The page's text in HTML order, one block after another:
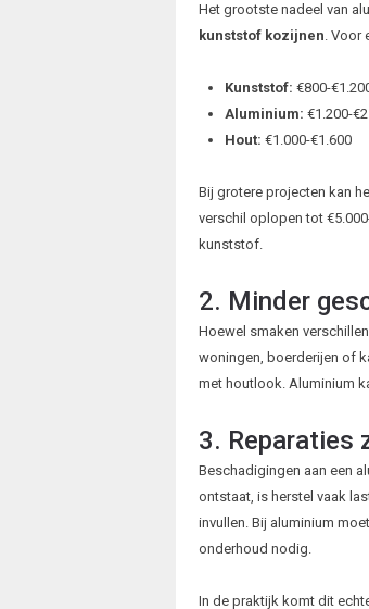
Het grootste nadeel van
kunststof kozijnen. Voor
Kunststof: €800-
Aluminium: €1.200-
Hout: €1.000-€1.600
Bij grotere projecten kan
verschil oplopen tot
kunststof.
2. Minder
Hoewel smaken
woningen, boerderijen of
met houtlook. Aluminium
3. Reparaties
Beschadigingen aan een
ontstaat, is herstel vaak
invullen. Bij aluminium
onderhoud nodig.
In de praktijk komt dit